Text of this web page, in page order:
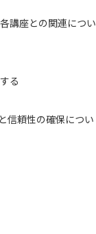
講座との関連につい
る
信頼性の確保につい